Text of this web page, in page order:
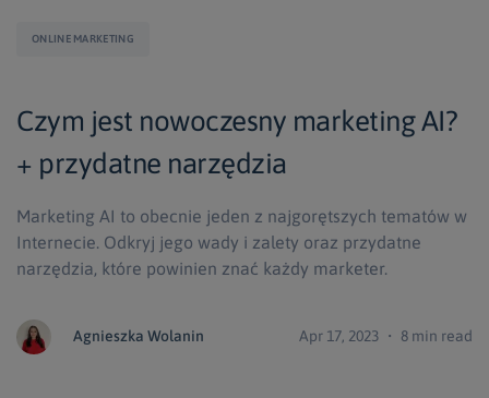
ONLINE MARKETING
Czym jest nowoczesny marketing AI?
+ przydatne narzędzia
Marketing AI to obecnie jeden z najgorętszych tematów w
Internecie. Odkryj jego wady i zalety oraz przydatne
narzędzia, które powinien znać każdy marketer.
Agnieszka Wolanin Apr 17, 2023 ・ 8 min read